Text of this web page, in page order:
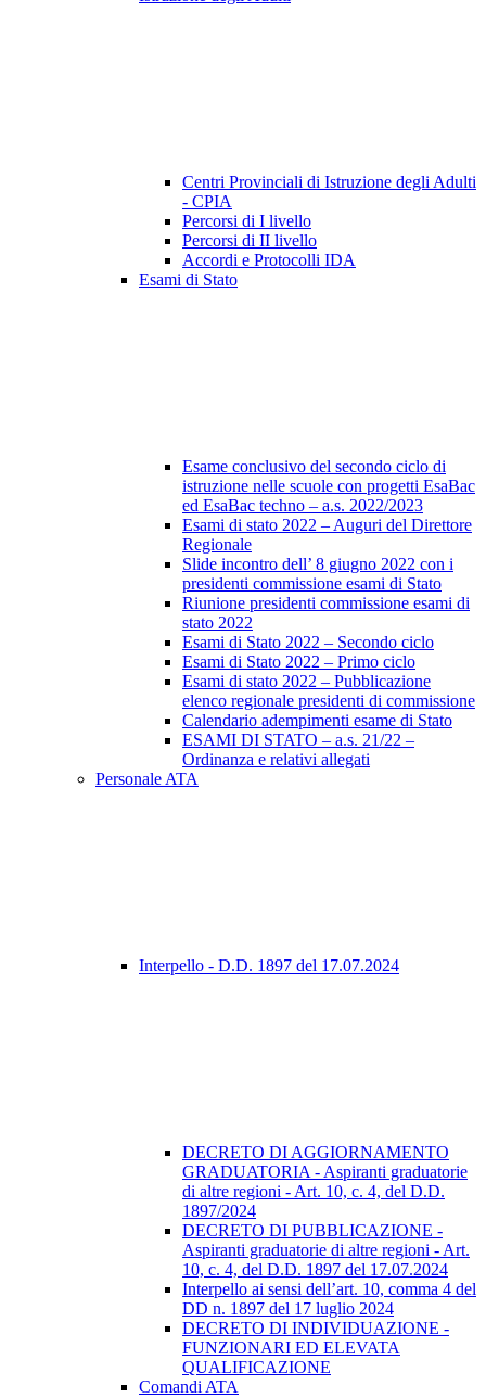
Centri Provinciali di Istruzione degli Adulti
- CPIA
Percorsi di I livello
Percorsi di II livello
Accordi e Protocolli IDA
Esami di Stato
Esame conclusivo del secondo ciclo di
istruzione nelle scuole con progetti EsaBac
ed EsaBac techno – a.s. 2022/2023
Esami di stato 2022 – Auguri del Direttore
Regionale
Slide incontro dell’ 8 giugno 2022 con i
presidenti commissione esami di Stato
Riunione presidenti commissione esami di
stato 2022
Esami di Stato 2022 – Secondo ciclo
Esami di Stato 2022 – Primo ciclo
Esami di stato 2022 – Pubblicazione
elenco regionale presidenti di commissione
Calendario adempimenti esame di Stato
ESAMI DI STATO – a.s. 21/22 –
Ordinanza e relativi allegati
Personale ATA
Interpello - D.D. 1897 del 17.07.2024
DECRETO DI AGGIORNAMENTO
GRADUATORIA - Aspiranti graduatorie
di altre regioni - Art. 10, c. 4, del D.D.
1897/2024
DECRETO DI PUBBLICAZIONE -
Aspiranti graduatorie di altre regioni - Art.
10, c. 4, del D.D. 1897 del 17.07.2024
Interpello ai sensi dell’art. 10, comma 4 del
DD n. 1897 del 17 luglio 2024
DECRETO DI INDIVIDUAZIONE -
FUNZIONARI ED ELEVATA
QUALIFICAZIONE
Comandi ATA